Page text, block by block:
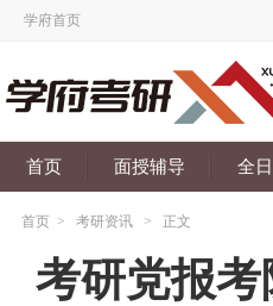
学府首页
首页 面授辅导 全
首页 > 考研资讯 > 正文
考研党报